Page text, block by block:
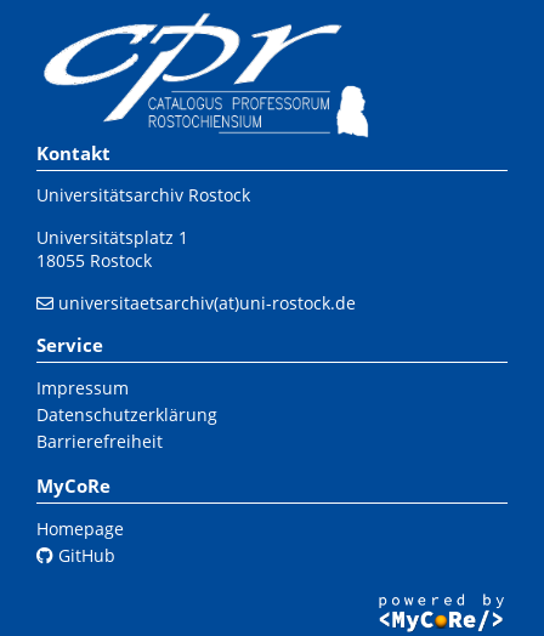
Kontakt
Universitätsarchiv Rostock
Universitätsplatz 1
18055 Rostock
universitaetsarchiv(at)uni-rostock.de
Service
Impressum
Datenschutzerklärung
Barrierefreiheit
MyCoRe
Homepage
GitHub